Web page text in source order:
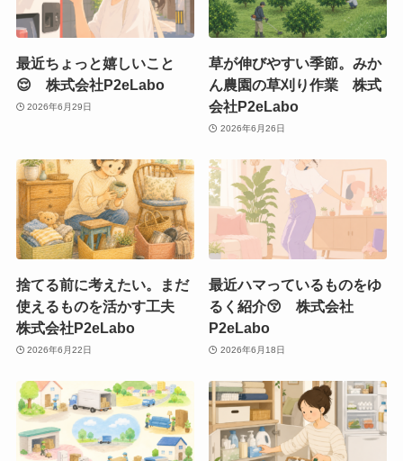
最近ちょっと嬉しいこと
😌 株式会社P2eLabo
2026年6月29日
草が伸びやすい季節。みか
ん農園の草刈り作業 株式
会社P2eLabo
2026年6月26日
捨てる前に考えたい。まだ
使えるものを活かす工夫
株式会社P2eLabo
2026年6月22日
最近ハマっているものをゆ
るく紹介😚 株式会社
P2eLabo
2026年6月18日